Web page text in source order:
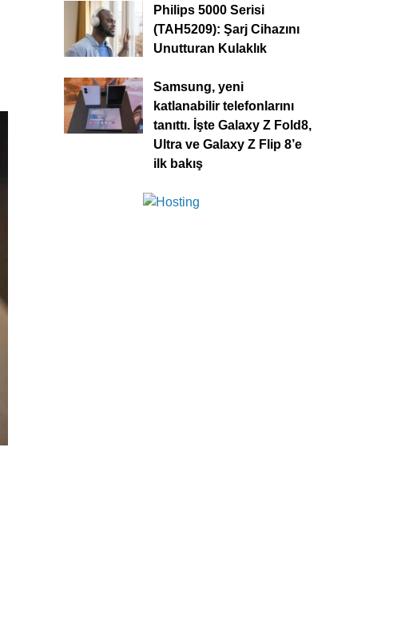
Philips 5000 Serisi
(TAH5209): Şarj Cihazını
Unutturan Kulaklık
Samsung, yeni
katlanabilir telefonlarını
tanıttı. İşte Galaxy Z Fold8,
Ultra ve Galaxy Z Flip 8’e
ilk bakış